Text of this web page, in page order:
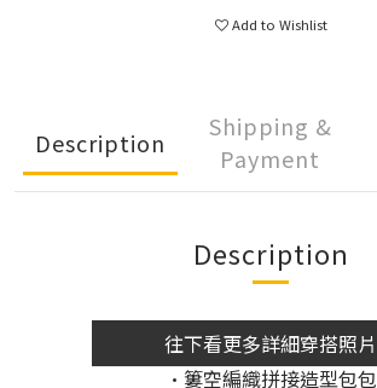
Add to Wishlist
Description
Shipping &
Payment
Description
往下看更多詳細穿搭照片
•簍空編織拼接造型包包